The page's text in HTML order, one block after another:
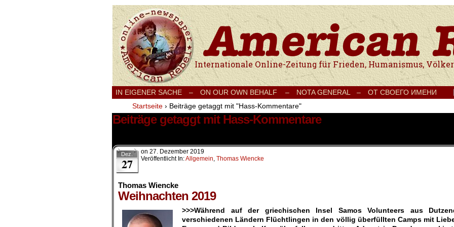
Internationale Onlinezeitung für Frieden, Humanismus, Völkerverständigung und
IN EIGENER SACHE – ON OUR OWN BEHALF – NOTA GENERAL – ОТ СВОЕГО ИМЕНИ
Startseite › Beiträge getaggt mit "Hass-Kommentare"
Beiträge getaggt mit Hass-Kommentare
Dez.
27
on 27. Dezember 2019
Veröffentlicht In:Allgemein, Thomas Wiencke
Thomas Wiencke
Weihnachten 2019
>>>Während auf der griechischen Insel Samos Volunteers aus
verschiedenen Ländern Flüchtlingen in den völlig überfüllten Camps mit